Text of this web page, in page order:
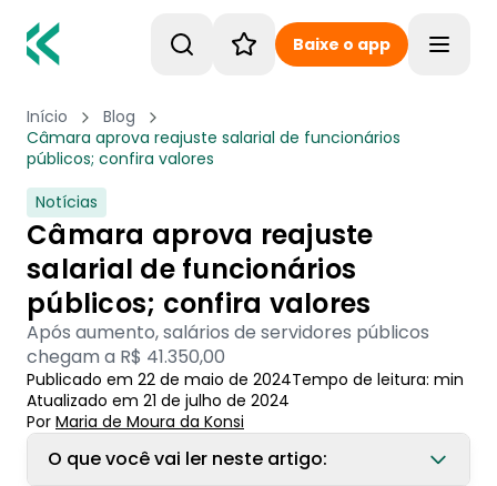
Baixe o app
Início
Blog
Câmara aprova reajuste salarial de funcionários
públicos; confira valores
Notícias
Câmara aprova reajuste
salarial de funcionários
públicos; confira valores
Após aumento, salários de servidores públicos
chegam a R$ 41.350,00
Publicado em 22 de maio de 2024Tempo de leitura: min
Atualizado em 21 de julho de 2024
Por Maria de Moura da Konsi
O que você vai ler neste artigo: